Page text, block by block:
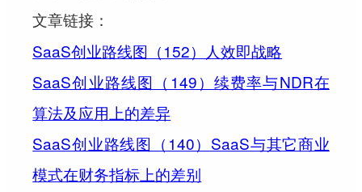
文章链接：
SaaS创业路线图（152）人效即战略
SaaS创业路线图（149）续费率与NDR在
算法及应用上的差异
SaaS创业路线图（140）SaaS与其它商业
模式在财务指标上的差别